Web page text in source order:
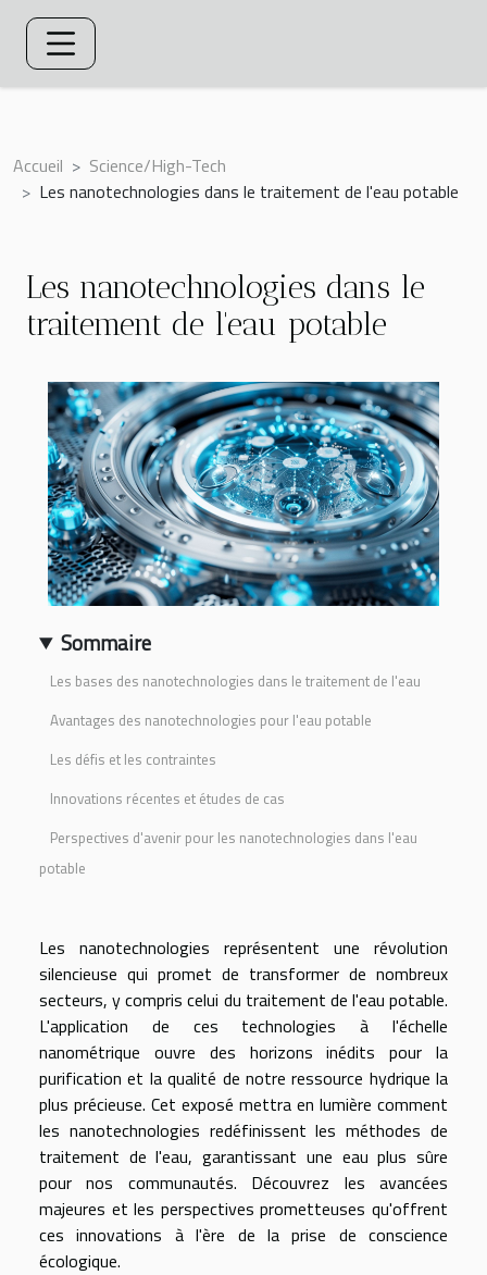
Accueil
Science/High-Tech
Les nanotechnologies dans le traitement de l'eau potable
Les nanotechnologies dans le
traitement de l'eau potable
Sommaire
Les bases des nanotechnologies dans le traitement de l'eau
Avantages des nanotechnologies pour l'eau potable
Les défis et les contraintes
Innovations récentes et études de cas
Perspectives d'avenir pour les nanotechnologies dans l'eau
potable
Les nanotechnologies représentent une révolution
silencieuse qui promet de transformer de nombreux
secteurs, y compris celui du traitement de l'eau potable.
L'application de ces technologies à l'échelle
nanométrique ouvre des horizons inédits pour la
purification et la qualité de notre ressource hydrique la
plus précieuse. Cet exposé mettra en lumière comment
les nanotechnologies redéfinissent les méthodes de
traitement de l'eau, garantissant une eau plus sûre
pour nos communautés. Découvrez les avancées
majeures et les perspectives prometteuses qu'offrent
ces innovations à l'ère de la prise de conscience
écologique.